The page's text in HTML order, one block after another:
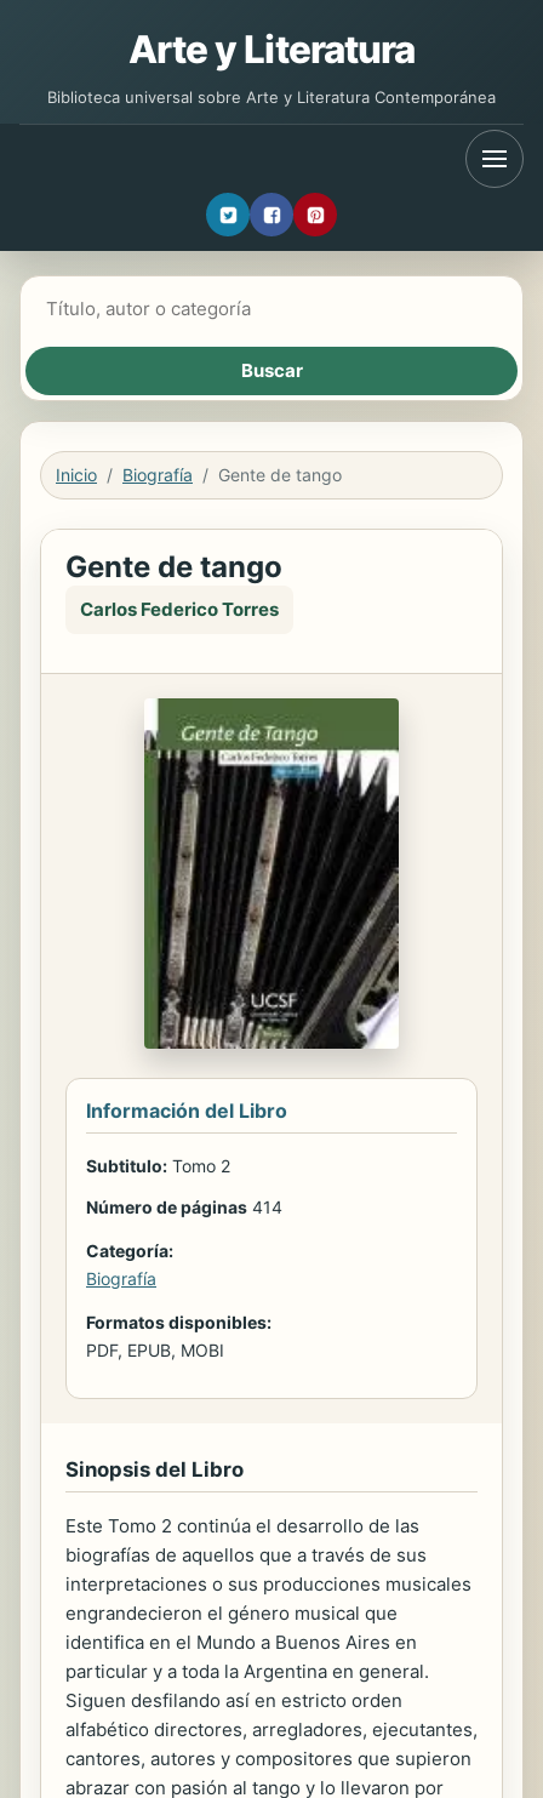
Arte y Literatura
Biblioteca universal sobre Arte y Literatura Contemporánea
Inicio Biografía Gente de tango
Gente de tango
Carlos Federico Torres
Información del Libro
Subtitulo: Tomo 2
Número de páginas 414
Categoría:
Biografía
Formatos disponibles:
PDF, EPUB, MOBI
Sinopsis del Libro
Este Tomo 2 continúa el desarrollo de las
biografías de aquellos que a través de sus
interpretaciones o sus producciones musicales
engrandecieron el género musical que
identifica en el Mundo a Buenos Aires en
particular y a toda la Argentina en general.
Siguen desfilando así en estricto orden
alfabético directores, arregladores, ejecutantes,
cantores, autores y compositores que supieron
abrazar con pasión al tango y lo llevaron por